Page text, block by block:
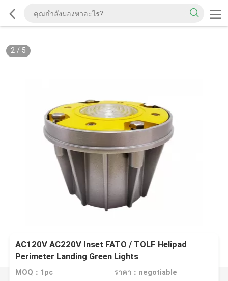
2/ 5
AC120V AC220V Inset FATO / TOLF Helipad
Perimeter Landing Green Lights
MOQ：1pc ราคา：negotiable